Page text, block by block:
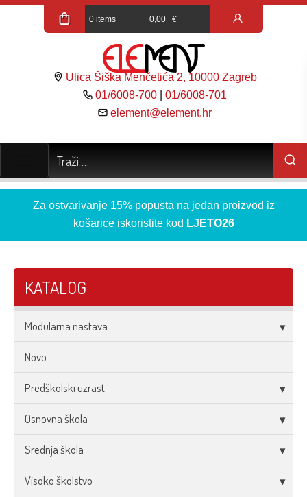
0 items 0,00 €
Ulica Šiška Menčetića 2, 10000 Zagreb
01/6008-700 |01/6008-701
element@element.hr
Za ostvarivanje 15% popusta na jedan proizvod iz
košarice iskoristite kod LJETO26
KATALOG
Modularna nastava
Novo
Predškolski uzrast
Osnovna škola
Srednja škola
Visoko školstvo